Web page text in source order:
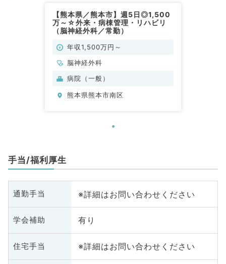
【熊本県／熊本市】週5日◎1,500
万～☆外来・病棟管理・リハビリ
（脳神経外科／常勤）
年収1,500万円～
脳神経外科
病院（一般）
熊本県熊本市南区
手当/福利厚生
通勤手当 ※詳細はお問い合わせください
学会補助 有り
住宅手当 ※詳細はお問い合わせください